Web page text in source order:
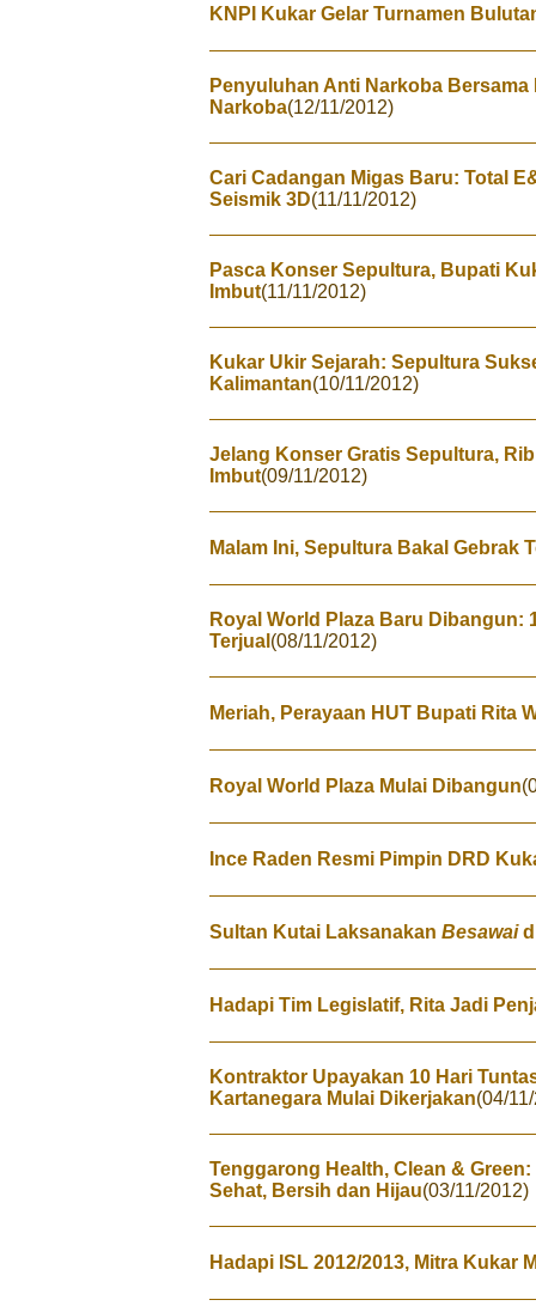
KNPI Kukar Gelar Turnamen
Penyuluhan Anti Narkoba
Narkoba(12/11/2012)
Cari Cadangan Migas Baru: Total
Seismik 3D(11/11/2012)
Pasca Konser Sepultura, Bupati
Imbut(11/11/2012)
Kukar Ukir Sejarah: Sepultura
Kalimantan(10/11/2012)
Jelang Konser Gratis Sepultura,
Imbut(09/11/2012)
Malam Ini, Sepultura Bakal Gebrak
Royal World Plaza Baru
Terjual (08/11/2012)
Meriah, Perayaan HUT Bupati Rita
Royal World Plaza Mulai Dibangun
Ince Raden Resmi Pimpin DRD
Sultan Kutai Laksanakan Besawai
Hadapi Tim Legislatif, Rita Jadi
Kontraktor Upayakan 10 Hari
Kartanegara Mulai Dikerjakan(04/
Tenggarong Health, Clean &
Sehat, Bersih dan Hijau(03/11/2012)
Hadapi ISL 2012/2013, Mitra Kukar